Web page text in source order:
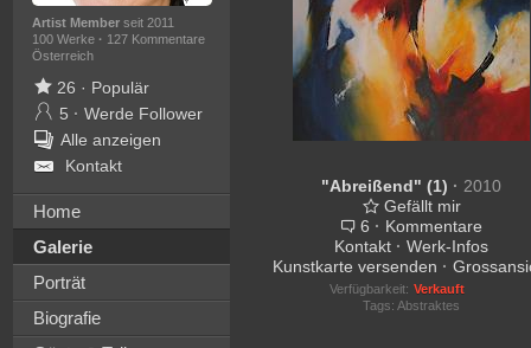
Artist Memberseit 2011
100 Werke · 127 Kommentare
Österreich
26 · Populär
5 · Werde Follower
Alle anzeigen
Kontakt
Home
Galerie
Porträt
Biografie
"Abreißend" (1) · 2010
Gefällt mir
6 · Kommentare
Kontakt · Werk-Infos
Kunstkarte versenden ·
Verfügbarkeit: Verkauft
Tags:Abstraktes